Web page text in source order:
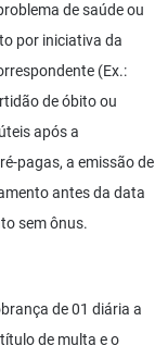
de saúde ou
por iniciativa da
(Ex.:
de óbito ou
após a
pagas, a emissão de
antes da data
sem ônus.
de 01 diária a
de multa e o